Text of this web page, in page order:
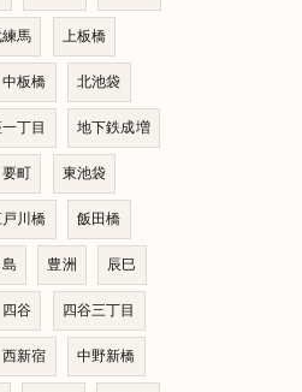
馬 上板橋
中板橋 北池袋
丁目 地下鉄成増
要町 東池袋
川橋 飯田橋
島 豊洲 辰巳
四谷 四谷三丁目
西新宿 中野新橋